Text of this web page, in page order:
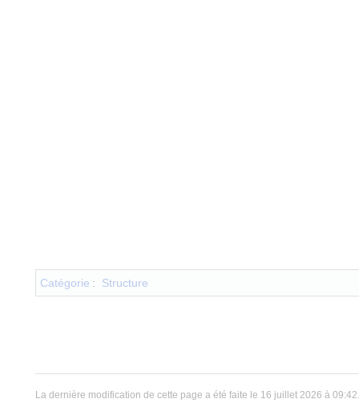
Catégorie : Structure
La dernière modification de cette page a été faite le 16 juillet 2026 à 09:42.